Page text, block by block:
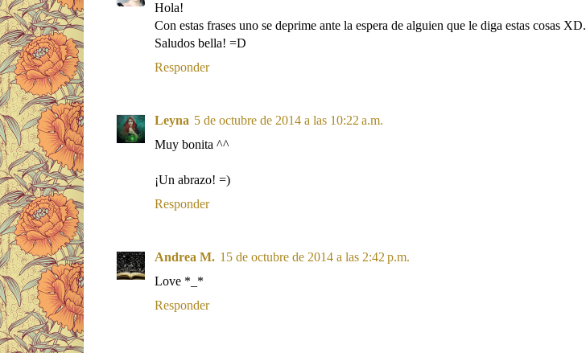
Hola!
Con estas frases uno se deprime ante la espera de alguien que le diga estas cosas XD.
Saludos bella! =D
Responder
Leyna 5 de octubre de 2014 a las 10:22 a.m.
Muy bonita ^^
¡Un abrazo! =)
Responder
Andrea M. 15 de octubre de 2014 a las 2:42 p.m.
Love *_*
Responder